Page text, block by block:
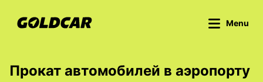
Menu
Прокат автомобилей в аэропорту